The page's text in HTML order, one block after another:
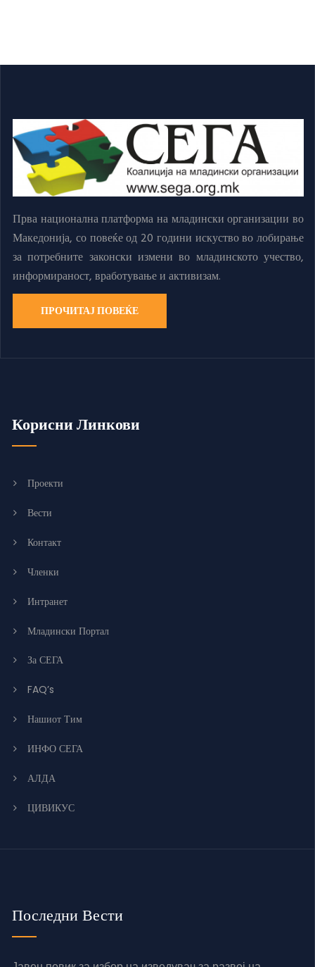
Прва национална платформа на младински организации во
Македонија, со повеќе од 20 години искуство во лобирање
за потребните законски измени во младинското учество,
информираност, вработување и активизам.
ПРОЧИТАЈ ПОВЕЌЕ
Корисни Линкови
Проекти
Вести
Контакт
Членки
Интранет
Младински Портал
За СЕГА
FAQ’s
Нашиот Тим
ИНФО СЕГА
АЛДА
ЦИВИКУС
Последни Вести